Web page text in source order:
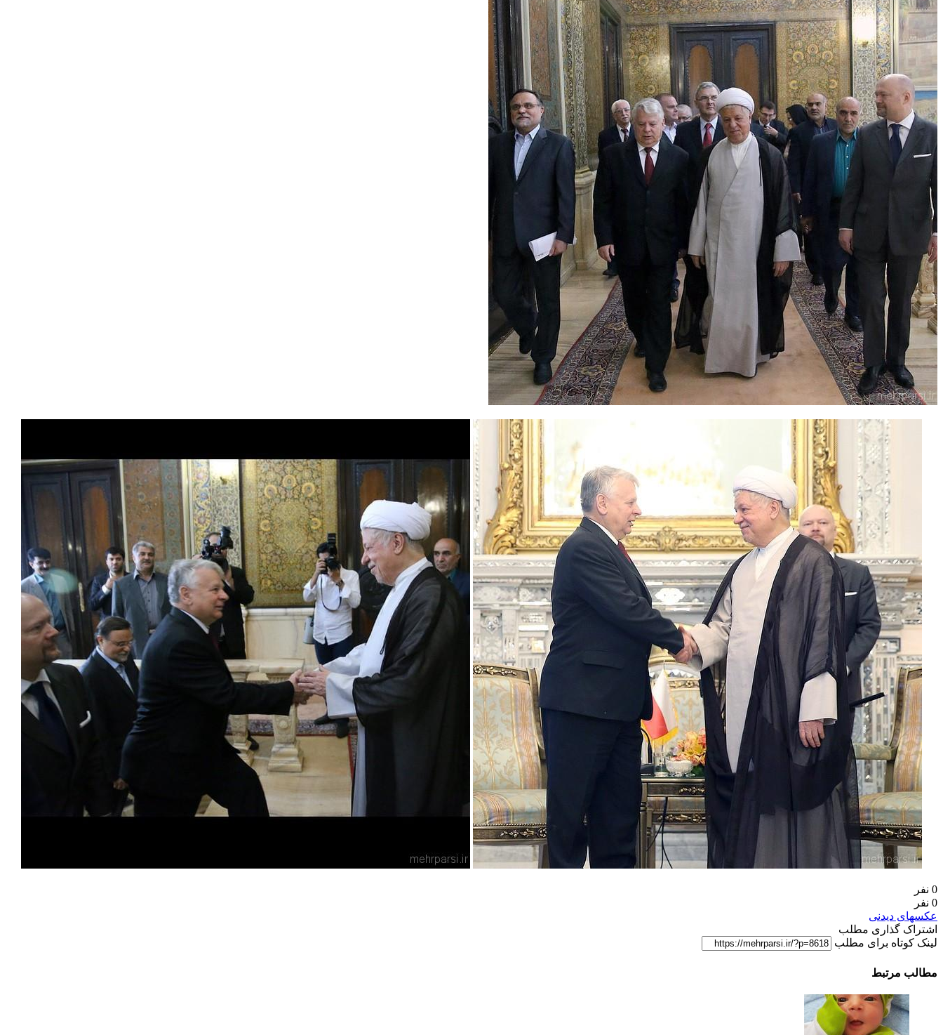
0 نفر
0 نفر
عکسهای دیدنی
اشتراک گذاری مطلب
لینک کوتاه برای مطلب
مطالب مرتبط